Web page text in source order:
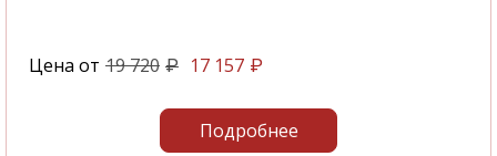
Цена от 19 720 ₽ 17 157 ₽
Подробнее